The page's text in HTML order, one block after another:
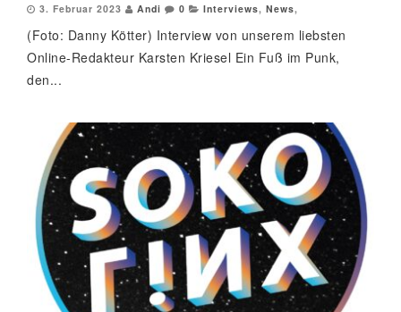
3. Februar 2023 Andi 0 Interviews, News,
(Foto: Danny Kötter) Interview von unserem liebsten
Online-Redakteur Karsten Kriesel Ein Fuß im Punk,
den...